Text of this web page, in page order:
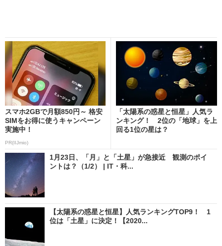
スマホ2GBで月額850円～ 格安
SIMをお得に使うキャンペーン
実施中！
PR(IIJmio)
「太陽系の惑星と恒星」人気ラ
ンキング！ 2位の「地球」を上
回る1位の星は？
1月23日、「月」と「土星」が急接近 観測のポイ
ントは？（1/2） | IT・科...
【太陽系の惑星と恒星】人気ランキングTOP9！ 1
位は「土星」に決定！【2020...